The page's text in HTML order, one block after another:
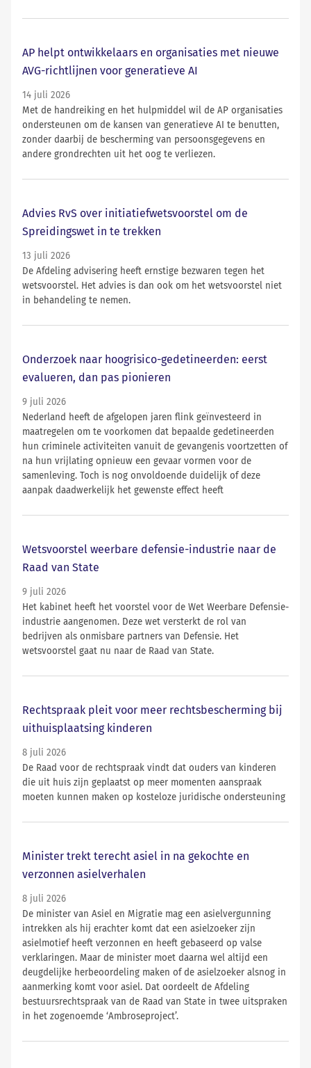
AP helpt ontwikkelaars en organisaties met nieuwe
AVG-richtlijnen voor generatieve AI
14 juli 2026
Met de handreiking en het hulpmiddel wil de AP organisaties
ondersteunen om de kansen van generatieve AI te benutten,
zonder daarbij de bescherming van persoonsgegevens en
andere grondrechten uit het oog te verliezen.
Advies RvS over initiatiefwetsvoorstel om de
Spreidingswet in te trekken
13 juli 2026
De Afdeling advisering heeft ernstige bezwaren tegen het
wetsvoorstel. Het advies is dan ook om het wetsvoorstel niet
in behandeling te nemen.
Onderzoek naar hoogrisico-gedetineerden: eerst
evalueren, dan pas pionieren
9 juli 2026
Nederland heeft de afgelopen jaren flink geïnvesteerd in
maatregelen om te voorkomen dat bepaalde gedetineerden
hun criminele activiteiten vanuit de gevangenis voortzetten of
na hun vrijlating opnieuw een gevaar vormen voor de
samenleving. Toch is nog onvoldoende duidelijk of deze
aanpak daadwerkelijk het gewenste effect heeft
Wetsvoorstel weerbare defensie-industrie naar de
Raad van State
9 juli 2026
Het kabinet heeft het voorstel voor de Wet Weerbare Defensie-
industrie aangenomen. Deze wet versterkt de rol van
bedrijven als onmisbare partners van Defensie. Het
wetsvoorstel gaat nu naar de Raad van State.
Rechtspraak pleit voor meer rechtsbescherming bij
uithuisplaatsing kinderen
8 juli 2026
De Raad voor de rechtspraak vindt dat ouders van kinderen
die uit huis zijn geplaatst op meer momenten aanspraak
moeten kunnen maken op kosteloze juridische ondersteuning
Minister trekt terecht asiel in na gekochte en
verzonnen asielverhalen
8 juli 2026
De minister van Asiel en Migratie mag een asielvergunning
intrekken als hij erachter komt dat een asielzoeker zijn
asielmotief heeft verzonnen en heeft gebaseerd op valse
verklaringen. Maar de minister moet daarna wel altijd een
deugdelijke herbeoordeling maken of de asielzoeker alsnog in
aanmerking komt voor asiel. Dat oordeelt de Afdeling
bestuursrechtspraak van de Raad van State in twee uitspraken
in het zogenoemde ‘Ambroseproject’.